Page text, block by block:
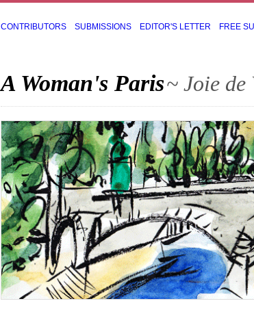
CONTRIBUTORS SUBMISSIONS EDITOR'S LETTER FREE
A Woman's Paris~ Joie de